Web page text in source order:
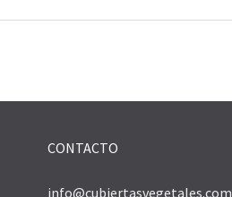
CONTACTO
info@cubiertasvegetales.com